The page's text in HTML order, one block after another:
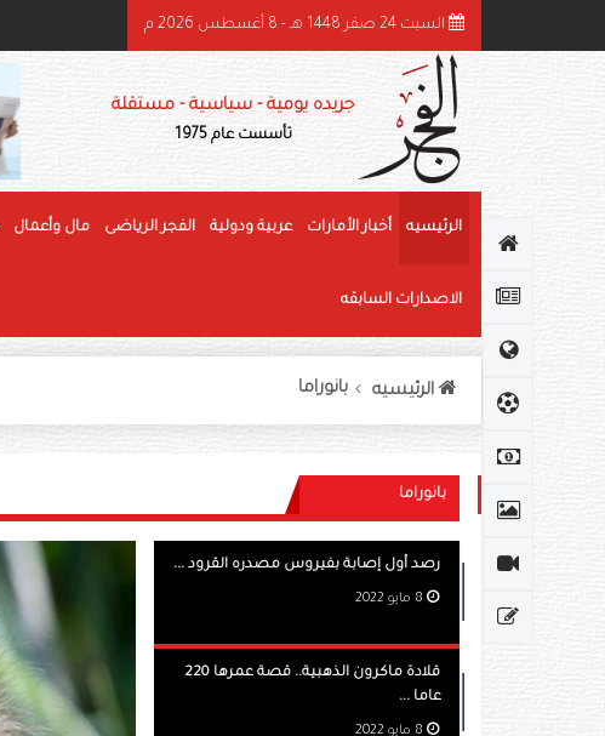
الدولة ونائباه يهنئون رئيس كوت ديفوار بذكرى استقلال بلاده
السبت 24 صفر 1448 هـ - 8 أغسطس 2026 م
جريده يومية - سياسية - مستقلة
تأسست عام 1975
الرئيسيه أخبار الأمارات عربية ودولية الفجر الرياضى مال وأعمال
الاصدارات السابقه
الرئيسيه بانوراما
بانوراما
رصد أول إصابة بفيروس مصدره القرود ...
قلادة ماكرون الذهبية.. قصة عمرها 220
عاما ...